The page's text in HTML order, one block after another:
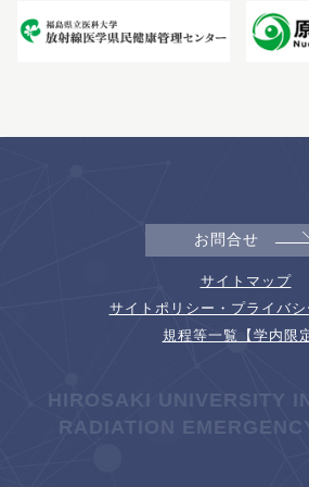
お問合せ
サイトマップ
サイトポリシー・プライバ
規程等一覧【学内限
HIROSAKI UNIVERSITY
RADIATION